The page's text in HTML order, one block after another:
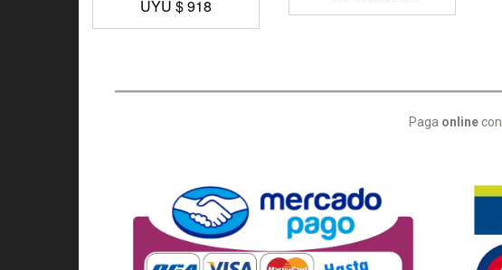
UYU $918
Paga online con